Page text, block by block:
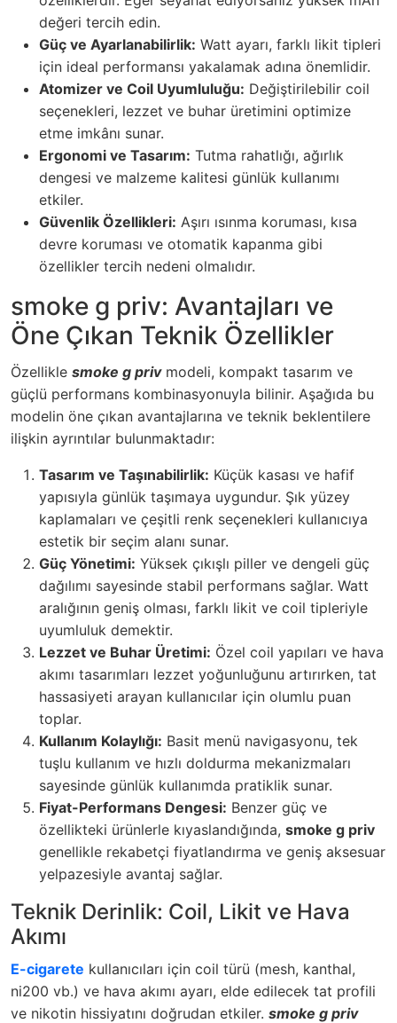
değeri tercih edin.
Güç ve Ayarlanabilirlik: Watt ayarı, farklı likit tipleri
için ideal performansı yakalamak adına önemlidir.
Atomizer ve Coil Uyumluluğu: Değiştirilebilir coil
seçenekleri, lezzet ve buhar üretimini optimize
etme imkânı sunar.
Ergonomi ve Tasarım: Tutma rahatlığı, ağırlık
dengesi ve malzeme kalitesi günlük kullanımı
etkiler.
Güvenlik Özellikleri: Aşırı ısınma koruması, kısa
devre koruması ve otomatik kapanma gibi
özellikler tercih nedeni olmalıdır.
smoke g priv: Avantajları ve
Öne Çıkan Teknik Özellikler
Özellikle smoke g privmodeli, kompakt tasarım ve
güçlü performans kombinasyonuyla bilinir. Aşağıda bu
modelin öne çıkan avantajlarına ve teknik beklentilere
ilişkin ayrıntılar bulunmaktadır:
Tasarım ve Taşınabilirlik: Küçük kasası ve hafif
yapısıyla günlük taşımaya uygundur. Şık yüzey
kaplamaları ve çeşitli renk seçenekleri kullanıcıya
estetik bir seçim alanı sunar.
Güç Yönetimi: Yüksek çıkışlı piller ve dengeli güç
dağılımı sayesinde stabil performans sağlar. Watt
aralığının geniş olması, farklı likit ve coil tipleriyle
uyumluluk demektir.
Lezzet ve Buhar Üretimi: Özel coil yapıları ve hava
akımı tasarımları lezzet yoğunluğunu artırırken, tat
hassasiyeti arayan kullanıcılar için olumlu puan
toplar.
Kullanım Kolaylığı: Basit menü navigasyonu, tek
tuşlu kullanım ve hızlı doldurma mekanizmaları
sayesinde günlük kullanımda pratiklik sunar.
Fiyat-Performans Dengesi: Benzer güç ve
özellikteki ürünlerle kıyaslandığında, smoke g priv
genellikle rekabetçi fiyatlandırma ve geniş aksesuar
yelpazesiyle avantaj sağlar.
Teknik Derinlik: Coil, Likit ve Hava
Akımı
E-cigarete kullanıcıları için coil türü (mesh, kanthal,
ni200 vb.) ve hava akımı ayarı, elde edilecek tat profili
ve nikotin hissiyatını doğrudan etkiler. smoke g priv